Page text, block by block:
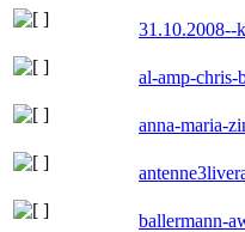
31.10.2008--
al-amp-chris-
anna-maria-
ballermann-